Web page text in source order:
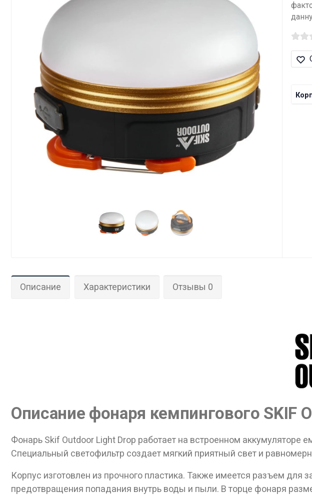
Описание Характеристики Отзывы 0
Описание фонаря кемпингового SKIF
Фонарь Skif Outdoor Light Drop работает на встроенном
Специальный светофильтр создает мягкий приятный свет и
Корпус изготовлен из прочного пластика. Также имеется разъем
предотвращения попадания внутрь воды и пыли. В торце фонаря